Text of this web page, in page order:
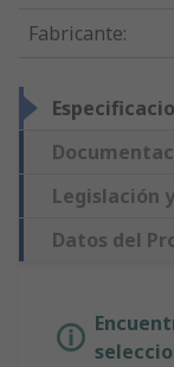
Fabricante:
Legislación
Datos del